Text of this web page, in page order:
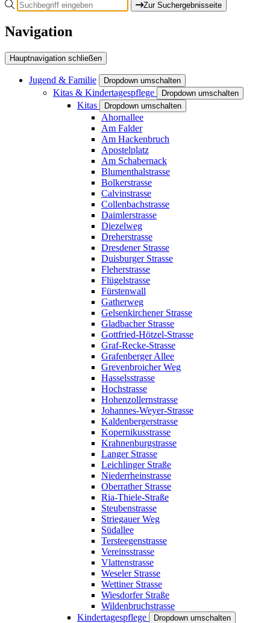
Zur Suchergebnisseite
Navigation
Hauptnavigation schließen
Jugend & Familie Dropdown umschalten
Kitas & Kindertagespflege Dropdown umschalten
Kitas Dropdown umschalten
Ahornallee
Am Falder
Am Hackenbruch
Apostelplatz
Am Schabernack
Blumenthalstrasse
Bolkerstrasse
Calvinstrasse
Collenbachstrasse
Daimlerstrasse
Diezelweg
Dreherstrasse
Dresdener Strasse
Duisburger Strasse
Fleherstrasse
Flügelstrasse
Fürstenwall
Gatherweg
Gelsenkirchener Strasse
Gladbacher Strasse
Gottfried-Hötzel-Strasse
Graf-Recke-Strasse
Grafenberger Allee
Grevenbroicher Weg
Hasselsstrasse
Hochstrasse
Hohenzollernstrasse
Johannes-Weyer-Strasse
Kaldenbergerstrasse
Kopernikusstrasse
Krahnenburgstrasse
Langer Strasse
Leichlinger Straße
Niederrheinstrasse
Oberrather Strasse
Ria-Thiele-Straße
Steubenstrasse
Striegauer Weg
Südallee
Tersteegenstrasse
Vereinsstrasse
Vlattenstrasse
Weseler Strasse
Wettiner Strasse
Wiesdorfer Straße
Wildenbruchstrasse
Kindertagespflege
Dropdown umschalten